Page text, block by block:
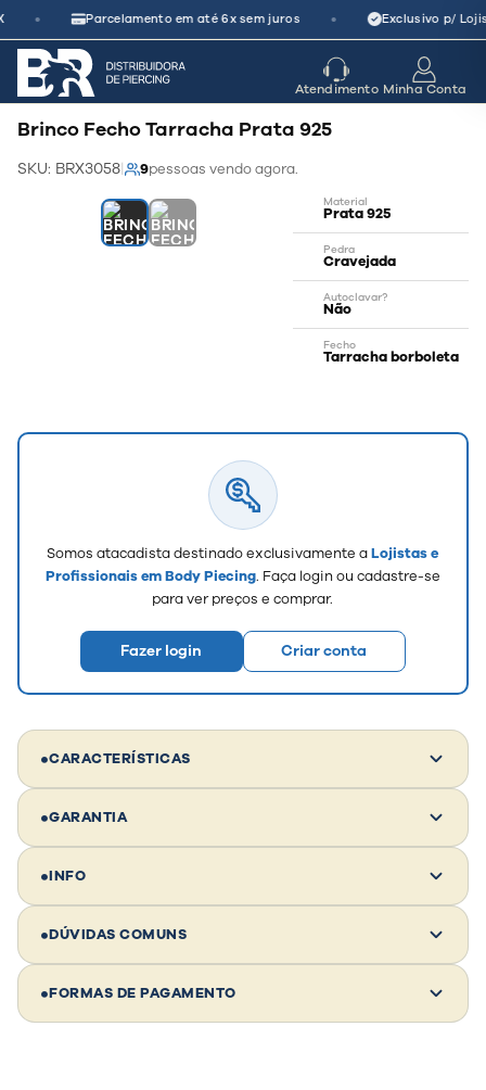
Pular
para
conteúdo
• Parcelamento em até 6x sem juros • Exclusivo p/
de crescimento
Atendimento Minha Conta
Brinco Fecho Tarracha Prata 925
SKU: BRX3058| 9pessoas vendo agora.
Material
Prata 925
Pedra
Cravejada
Autoclavar?
Não
Fecho
Tarracha borboleta
Somos atacadista destinado exclusivamente aLojistas e
Profissionais em Body Piecing. Faça login ou cadastre-se
para ver preços e comprar.
Fazer login Criar conta
Ideal para quem busca giro rápido e preço
competitivo. Excelente para montar estoque e
Titânio F136 💎
valorizado no mercado profissional. Permite
trabalhar com margens maiores e
posicionamento diferenciado. Material
superior pelo público final.
Prata 925 ✨
Possui forte apelo estético e é percebida como
joia pelo cliente final. Excelente para vitrines,
Comprando 10 unidades deste modelo:
Investimento:—
•CARACTERÍSTICAS
•GARANTIA
•INFO
•DÚVIDAS COMUNS
•FORMAS DE PAGAMENTO